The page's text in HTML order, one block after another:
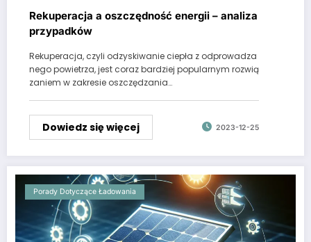
Rekuperacja a oszczędność energii – analiza
przypadków
Rekuperacja, czyli odzyskiwanie ciepła z odprowadza
nego powietrza, jest coraz bardziej popularnym rozwią
zaniem w zakresie oszczędzania…
Dowiedz się więcej 2023-12-25
Porady Dotyczące Ładowania